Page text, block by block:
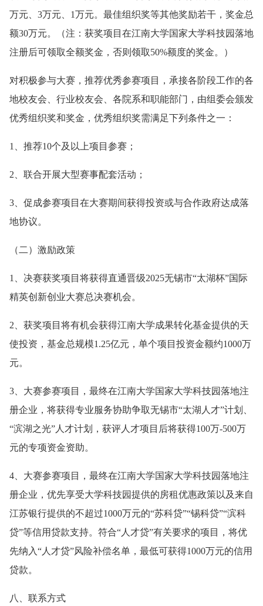
万元、3万元、1万元。最佳组织奖等其他奖励若干，奖金总
额30万元。（注：获奖项目在江南大学国家大学科技园落地
注册后可领取全额奖金，否则领取50%额度的奖金。）
对积极参与大赛，推荐优秀参赛项目，承接各阶段工作的各
地校友会、行业校友会、各院系和职能部门，由组委会颁发
优秀组织奖和奖金，优秀组织奖需满足下列条件之一：
1、推荐10个及以上项目参赛；
2、联合开展大型赛事配套活动；
3、促成参赛项目在大赛期间获得投资或与合作政府达成落
地协议。
（二）激励政策
1、决赛获奖项目将获得直通晋级2025无锡市“太湖杯”国际
精英创新创业大赛总决赛机会。
2、获奖项目将有机会获得江南大学成果转化基金提供的天
使投资，基金总规模1.25亿元，单个项目投资金额约1000万
元。
3、大赛参赛项目，最终在江南大学国家大学科技园落地注
册企业，将获得专业服务协助争取无锡市“太湖人才”计划、
“滨湖之光”人才计划，获评人才项目后将获得100万-500万
元的专项资金资助。
4、大赛参赛项目，最终在江南大学国家大学科技园落地注
册企业，优先享受大学科技园提供的房租优惠政策以及来自
江苏银行提供的不超过1000万元的“苏科贷”“锡科贷”“滨科
贷”等信用贷款支持。符合“人才贷”有关要求的项目，将优
先纳入“人才贷”风险补偿名单，最低可获得1000万元的信用
贷款。
八、联系方式